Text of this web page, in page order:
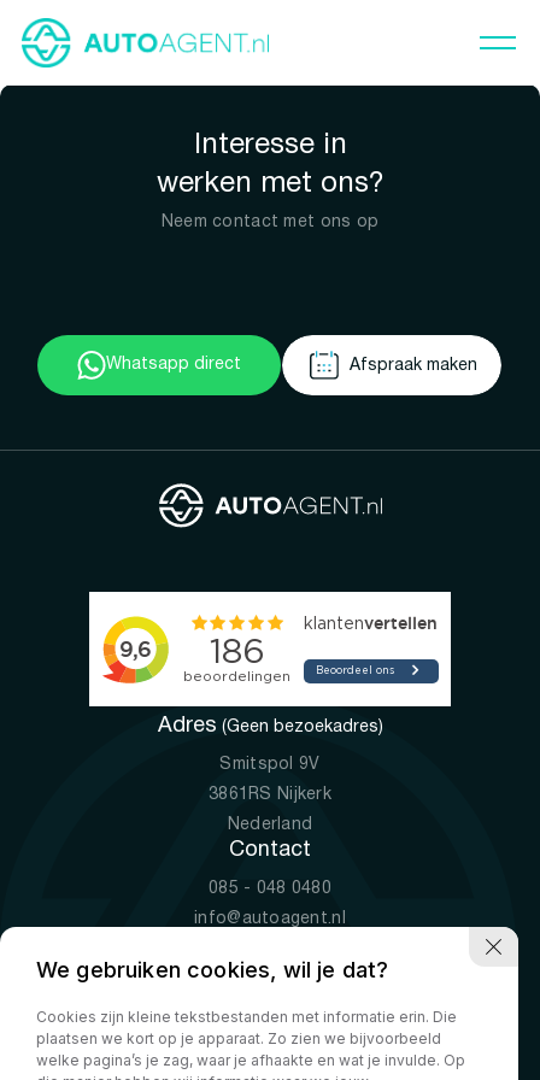
Interesse in
werken met ons?
Neem contact met ons op
Whatsapp direct Afspraak maken
Adres (Geen bezoekadres)
Smitspol 9V
3861RS Nijkerk
Nederland
Contact
085 - 048 0480
info@autoagent.nl
Openingstijden
Ma-Vr
09:00 - 19:00
Za
10:00 - 17:00
We gebruiken cookies, wil je dat?
Cookies zijn kleine tekstbestanden met informatie erin. Die
plaatsen we kort op je apparaat. Zo zien we bijvoorbeeld
welke pagina’s je zag, waar je afhaakte en wat je invulde. Op